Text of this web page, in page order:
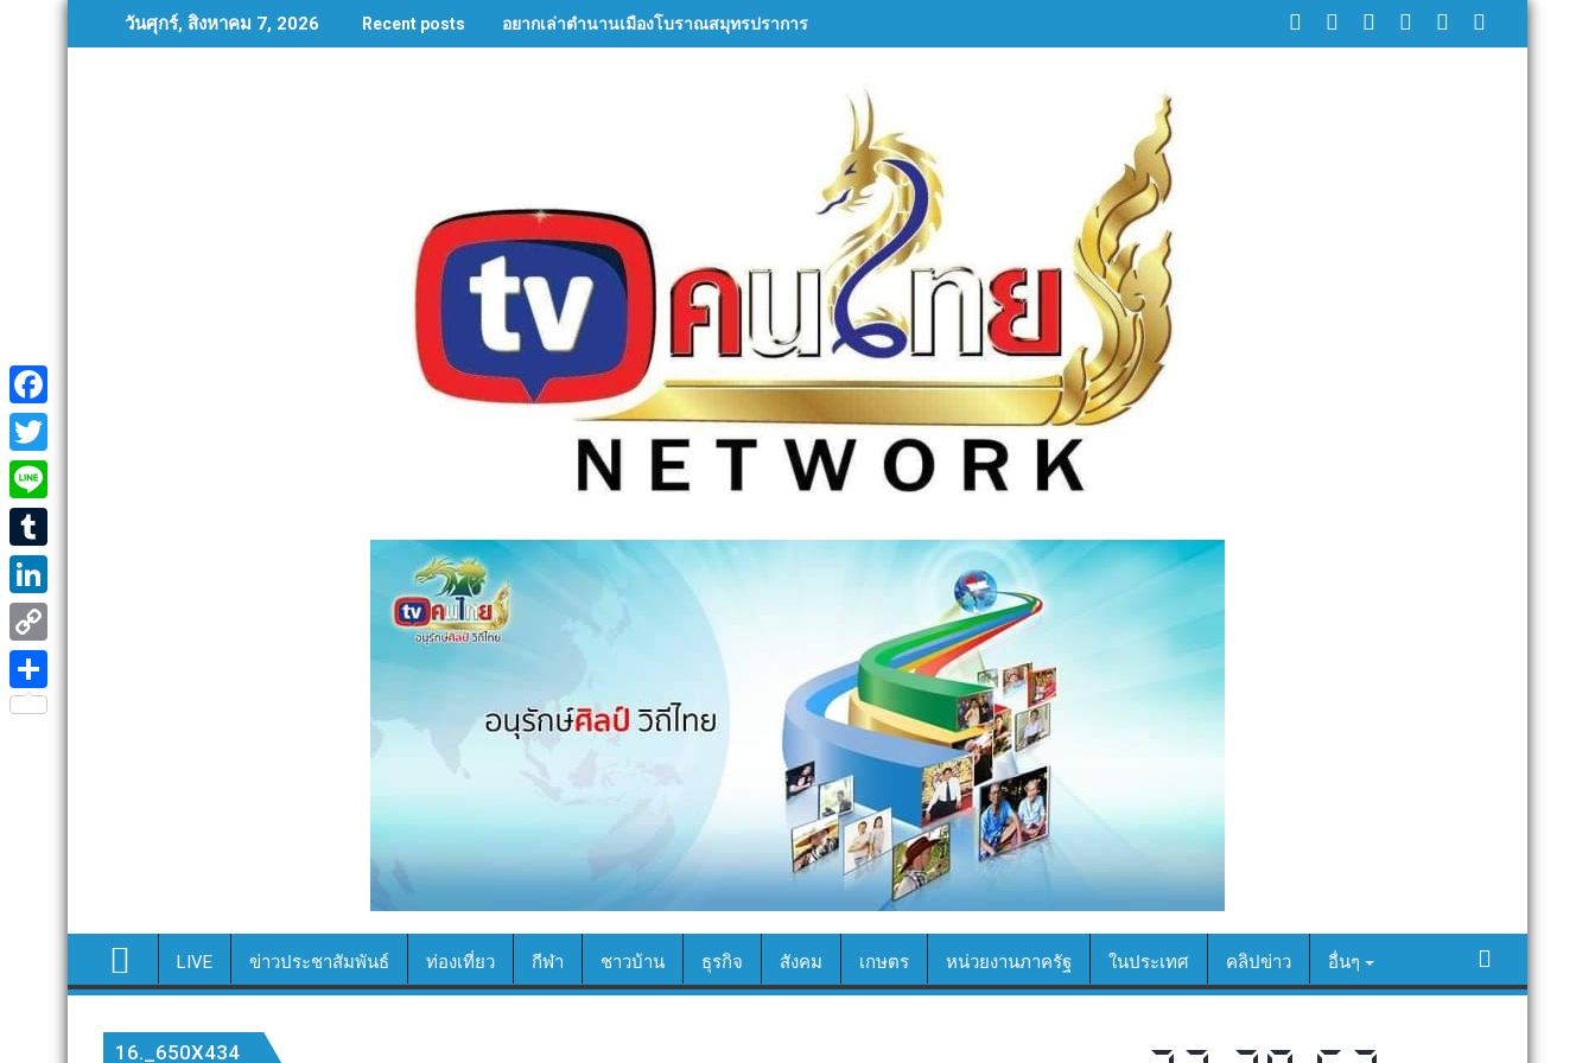
to
วันศุกร์, สิงหาคม 7, 2026 Recent posts อยากเล่าตำนานเมืองโบราณสมุทรปราการ
LIVE ข่าวประชาสัมพันธ์ ท่องเที่ยว กีฬา ชาวบ้าน ธุรกิจ สังคม เกษตร หน่วยงานภาครัฐ ในประเทศ คลิปข่าว อื่นๆ
16._650X434
F
a
c
e
b
o
o
k
T
w
i
t
t
e
r
L
i
n
e
T
u
m
b
l
L
i
n
C
o
S